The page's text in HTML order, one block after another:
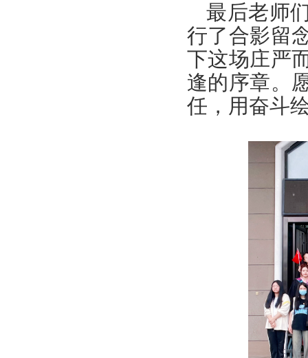
最后老师
行了合影留
下这场庄严
逢的序章。
任，用奋斗